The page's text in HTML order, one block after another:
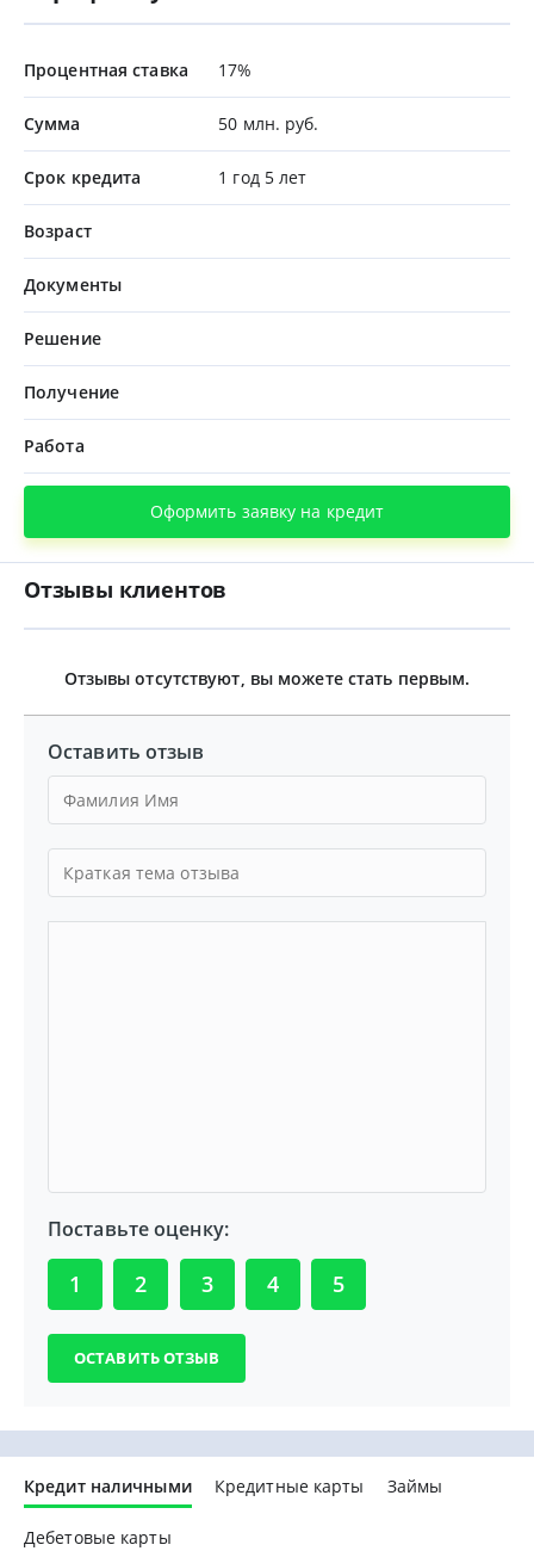
Процентная ставка 17%
Сумма 50 млн. руб.
Срок кредита 1 год 5 лет
Возраст
Документы
Решение
Получение
Работа
Оформить заявку на кредит
Отзывы клиентов
Отзывы отсутствуют, вы можете стать первым.
Оставить отзыв
Поставьте оценку:
1 2 3 4 5
Кредит наличными Кредитные карты Займы
Дебетовые карты